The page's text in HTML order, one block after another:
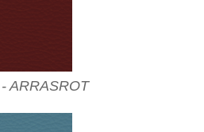
ARRASROT